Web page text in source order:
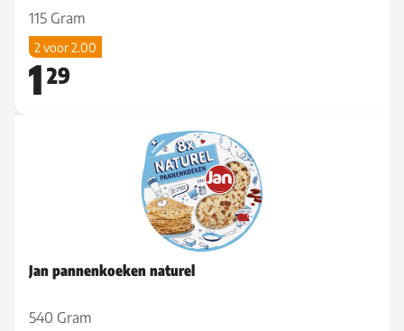
115 Gram
2 voor 2.00
1 29
Jan pannenkoeken naturel
540 Gram